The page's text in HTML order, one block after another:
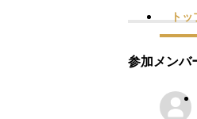
トッ
参加メンバ